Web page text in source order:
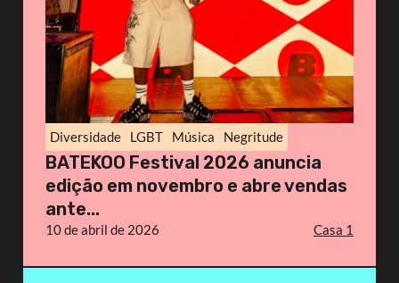
Diversidade LGBT Música Negritude
BATEKOO Festival 2026 anuncia
edição em novembro e abre vendas
ante...
10 de abril de 2026 Casa 1